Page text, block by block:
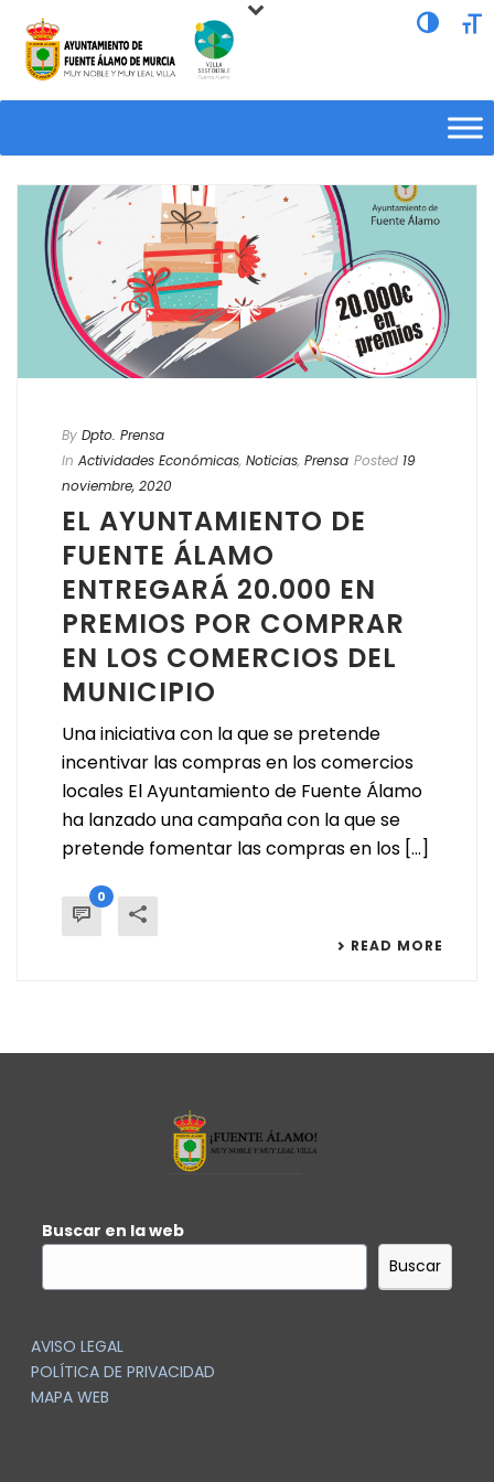
Alternar
By Dpto. Prensa
In Actividades Económicas, Noticias, Prensa Posted 19
noviembre, 2020
EL AYUNTAMIENTO DE
FUENTE ÁLAMO
ENTREGARÁ 20.000 EN
PREMIOS POR COMPRAR
EN LOS COMERCIOS DEL
MUNICIPIO
Una iniciativa con la que se pretende
incentivar las compras en los comercios
locales El Ayuntamiento de Fuente Álamo
ha lanzado una campaña con la que se
pretende fomentar las compras en los [...]
0
READ MORE
Buscar en la web
Buscar
AVISO LEGAL
POLÍTICA DE PRIVACIDAD
MAPA WEB